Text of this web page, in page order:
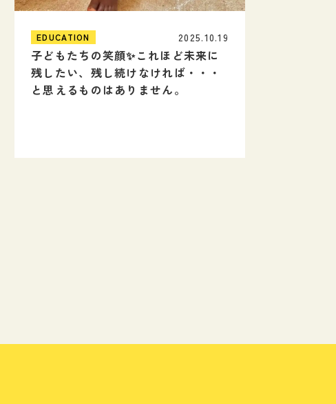
EDUCATION
子どもたちの笑顔✨これほど未来に
残したい、残し続けなければ・・・
と思えるものはありません。
2025.10.19